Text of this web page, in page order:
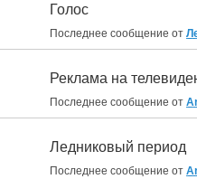
Голос
Последнее сообщение от
Реклама на
Последнее сообщение от
Ледниковый период
Последнее сообщение от